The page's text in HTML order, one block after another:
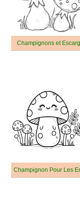
Champignons et